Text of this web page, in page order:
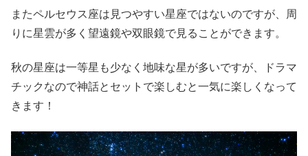
またペルセウス座は見つやすい星座ではないのですが、周
りに星雲が多く望遠鏡や双眼鏡で見ることができます。
秋の星座は一等星も少なく地味な星が多いですが、ドラマ
チックなので神話とセットで楽しむと一気に楽しくなって
きます！